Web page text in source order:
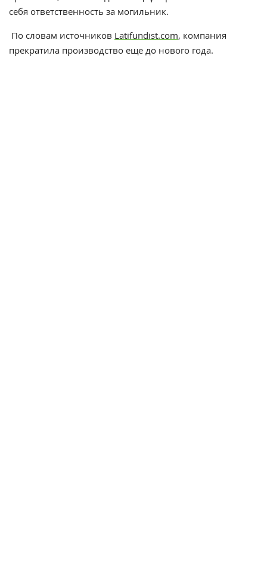
себя ответственность за могильник.
По словам источников Latifundist.com, компания
прекратила производство еще до нового года.